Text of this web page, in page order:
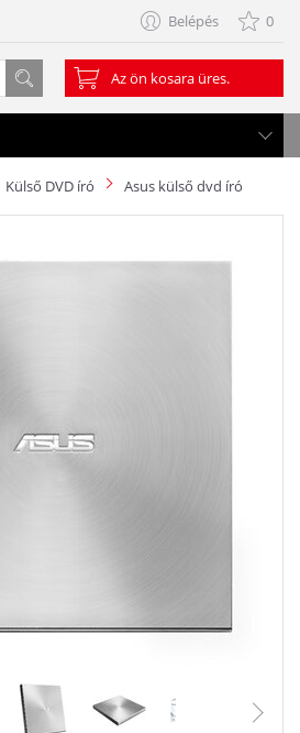
Belépés 0
Az ön kosara üres.
Külső DVD író Asus külső dvd író